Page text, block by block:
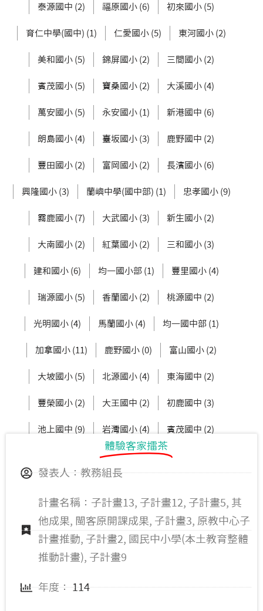
泰源國中 (2) 福原國小 (6) 初來國小 (5)
育仁中學(國中) (1) 仁愛國小 (5) 東河國小 (2)
美和國小 (5) 錦屏國小 (2) 三間國小 (2)
賓茂國小 (5) 寶桑國小 (2) 大溪國小 (4)
萬安國小 (5) 永安國小 (1) 新港國中 (6)
朗島國小 (4) 臺坂國小 (3) 鹿野國中 (2)
豐田國小 (2) 富岡國小 (2) 長濱國小 (6)
興隆國小 (3) 蘭嶼中學(國中部) (1) 忠孝國小 (9)
霧鹿國小 (7) 大武國小 (3) 新生國小 (2)
大南國小 (2) 紅葉國小 (2) 三和國小 (3)
建和國小 (6) 均一國小部 (1) 豐里國小 (4)
瑞源國小 (5) 香蘭國小 (2) 桃源國中 (2)
光明國小 (4) 馬蘭國小 (4) 均一國中部 (1)
加拿國小 (11) 鹿野國小 (0) 富山國小 (2)
大坡國小 (5) 北源國小 (4) 東海國中 (2)
豐榮國小 (2) 大王國中 (2) 初鹿國中 (3)
池上國中 (9) 岩灣國小 (4) 賓茂國中 (2)
豐田國中 (2) 知本國小 (11)
體驗客家擂茶
發表人：教務組長
計畫名稱：子計畫13, 子計畫12, 子計畫5, 其
他成果, 閩客原開課成果, 子計畫3, 原教中心子
計畫推動, 子計畫2, 國民中小學(本土教育整體
推動計畫), 子計畫9
年度： 114